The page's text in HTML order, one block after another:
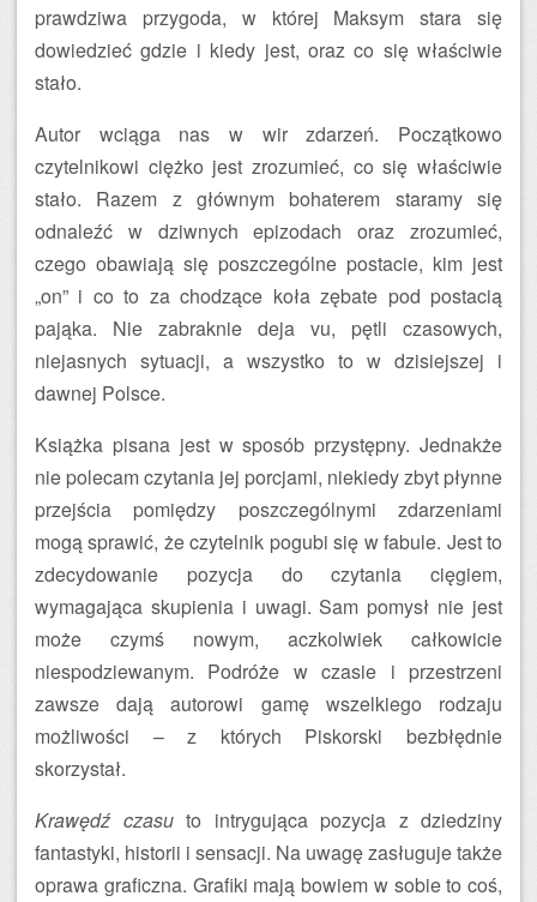
prawdziwa przygoda, w której Maksym stara się
dowiedzieć gdzie i kiedy jest, oraz co się właściwie
stało.
Autor wciąga nas w wir zdarzeń. Początkowo
czytelnikowi ciężko jest zrozumieć, co się właściwie
stało. Razem z głównym bohaterem staramy się
odnaleźć w dziwnych epizodach oraz zrozumieć,
czego obawiają się poszczególne postacie, kim jest
„on” i co to za chodzące koła zębate pod postacią
pająka. Nie zabraknie deja vu, pętli czasowych,
niejasnych sytuacji, a wszystko to w dzisiejszej i
dawnej Polsce.
Książka pisana jest w sposób przystępny. Jednakże
nie polecam czytania jej porcjami, niekiedy zbyt płynne
przejścia pomiędzy poszczególnymi zdarzeniami
mogą sprawić, że czytelnik pogubi się w fabule. Jest to
zdecydowanie pozycja do czytania cięgiem,
wymagająca skupienia i uwagi. Sam pomysł nie jest
może czymś nowym, aczkolwiek całkowicie
niespodziewanym. Podróże w czasie i przestrzeni
zawsze dają autorowi gamę wszelkiego rodzaju
możliwości – z których Piskorski bezbłędnie
skorzystał.
Krawędź czasuto intrygująca pozycja z dziedziny
fantastyki, historii i sensacji. Na uwagę zasługuje także
oprawa graficzna. Grafiki mają bowiem w sobie to coś,